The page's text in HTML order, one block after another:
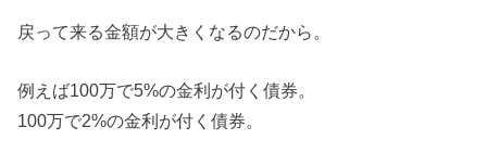
戻って来る金額が大きくなるのだから。
例えば100万で5%の金利が付く債券。
100万で2%の金利が付く債券。